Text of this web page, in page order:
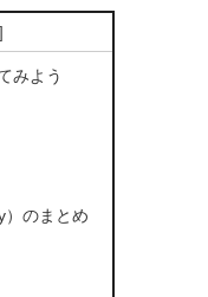
みよう
）のまとめ